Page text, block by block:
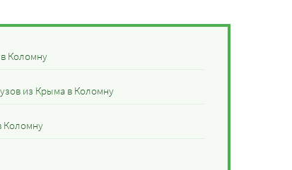
Коломну
из Крыма в Коломну
Коломну